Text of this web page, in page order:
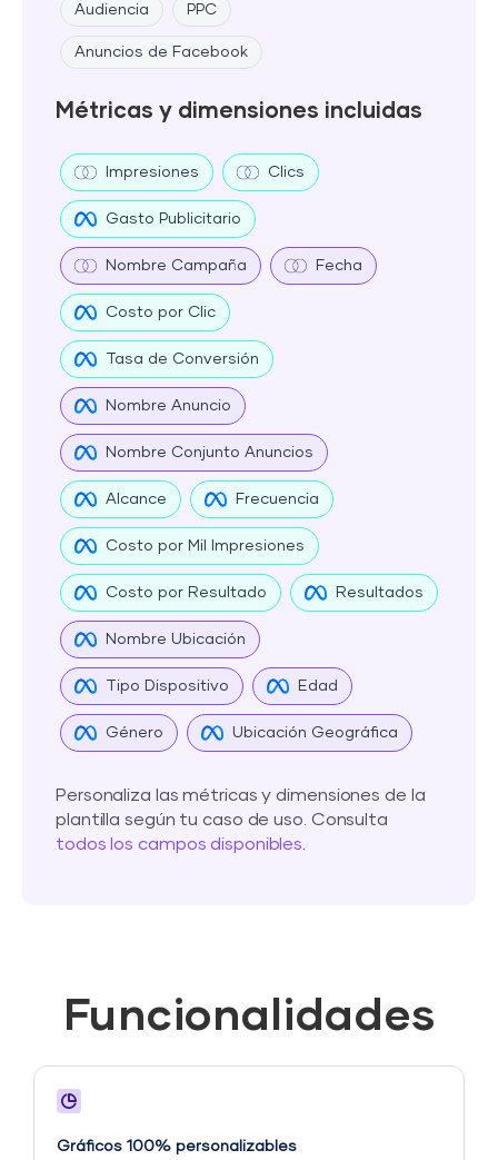
Audiencia PPC
Anuncios de Facebook
Métricas y dimensiones incluidas
Impresiones Clics
Gasto Publicitario
Nombre Campaña Fecha
Costo por Clic
Tasa de Conversión
Nombre Anuncio
Nombre Conjunto Anuncios
Alcance Frecuencia
Costo por Mil Impresiones
Costo por Resultado Resultados
Nombre Ubicación
Tipo Dispositivo Edad
Género Ubicación Geográfica
Personaliza las métricas y dimensiones de la
plantilla según tu caso de uso. Consulta
todos los campos disponibles
Funcionalidades
Gráficos 100% personalizables